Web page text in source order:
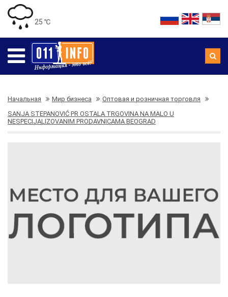
25 ℃
Начальная Мир бизнеса
Оптовая и розничная торговля
SANJA STEPANOVIĆ PR OSTALA TRGOVINA NA MALO U
NESPECIJALIZOVANIM PRODAVNICAMA BEOGRAD